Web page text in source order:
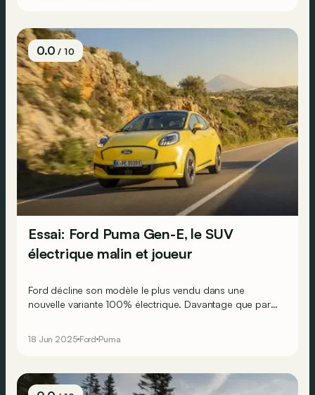
0.0/ 10
Essai: Ford Puma Gen-E, le SUV
électrique malin et joueur
Ford décline son modèle le plus vendu dans une
nouvelle variante 100% électrique. Davantage que par
comportement routier amusant et un look affirmé.
18 Jun 2025 Ford Puma